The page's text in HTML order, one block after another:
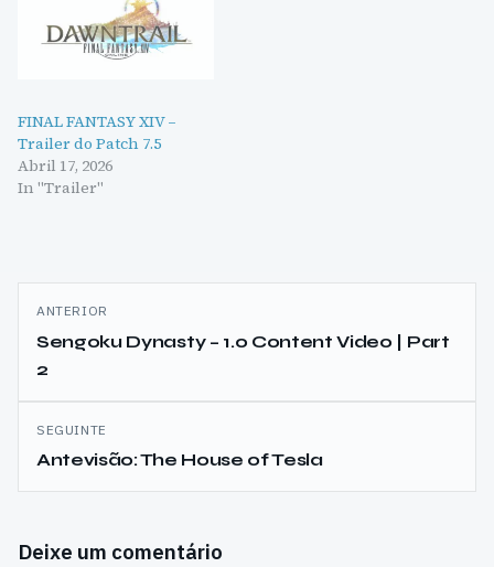
FINAL FANTASY XIV –
Trailer do Patch 7.5
Abril 17, 2026
In "Trailer"
Navegação
de
artigos
ANTERIOR
Sengoku Dynasty – 1.0 Content Video | Part
2
SEGUINTE
Antevisão: The House of Tesla
Deixe um comentário